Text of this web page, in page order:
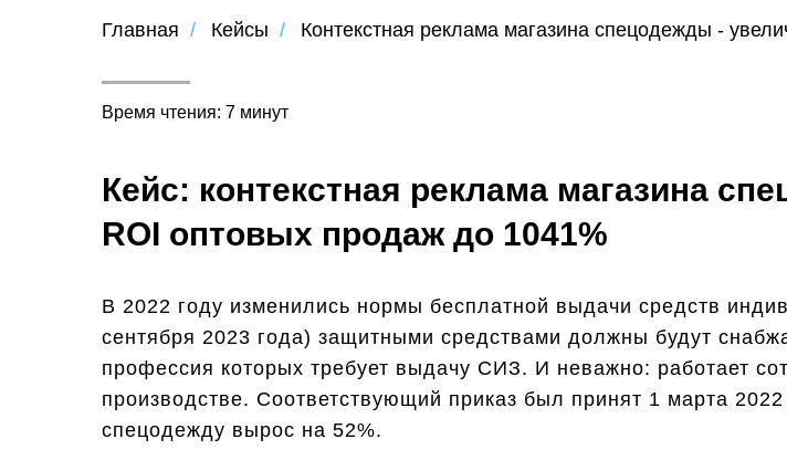
Главная / Кейсы / Контекстная реклама магазина спецодежды -
Время чтения: 7 минут
Кейс: контекстная реклама магазина
ROI оптовых продаж до 1041%
В 2022 году изменились нормы бесплатной выдачи средств
сентября 2023 года) защитными средствами должны будут
профессия которых требует выдачу СИЗ. И неважно: работает
производстве. Соответствующий приказ был принят 1 марта
спецодежду вырос на 52%.